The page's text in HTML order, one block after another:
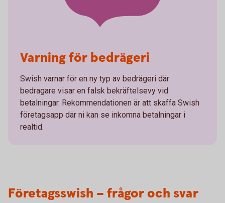
Varning för bedrägeri
Swish varnar för en ny typ av bedrägeri där
bedragare visar en falsk bekräftelsevy vid
betalningar. Rekommendationen är att skaffa Swish
företagsapp där ni kan se inkomna betalningar i
realtid.
Företagsswish – frågor och svar